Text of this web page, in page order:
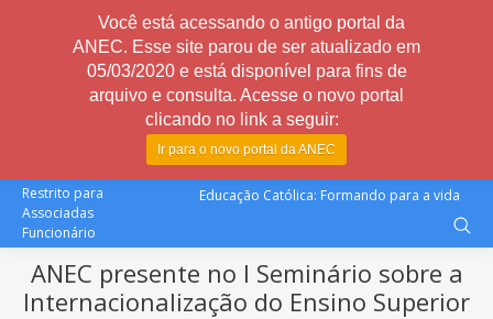
Restrito para
Associadas
Funcionário
Educação Católica: Formando para a vida
ANEC presente no I Seminário sobre a
Internacionalização do Ensino Superior
Você está acessando o antigo portal da
ANEC. Esse site parou de ser atualizado em
05/03/2020 e está disponível para fins de
arquivo e consulta. Acesse o novo portal
clicando no link a seguir:
Ir para o novo portal da ANEC